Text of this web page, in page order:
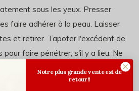
sous les yeux. Presser
faire adhérer à la peau. Laisser
et retirer. Tapoter l'excédent de
faire pénétrer, s'il y a lieu. Ne
Notre plus grande vente est de
retour!!